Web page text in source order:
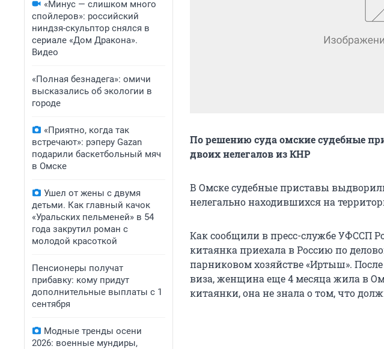
«Минус — слишком много
спойлеров»: российский
ниндзя-скульптор снялся в
сериале «Дом Дракона».
Видео
«Полная безнадега»: омичи
высказались об экологии в
городе
«Приятно, когда так
встречают»: рэперу Gazan
подарили баскетбольный мяч
в Омске
Ушел от жены с двумя
детьми. Как главный качок
«Уральских пельменей» в 54
года закрутил роман с
молодой красоткой
Пенсионеры получат
прибавку: кому придут
дополнительные выплаты с 1
сентября
Модные тренды осени
2026: военные мундиры,
По решению суда омские судебные
двоих нелегалов из КНР
В Омске судебные приставы
нелегально находившихся на
Как сообщили в пресс-службе УФССП
китаянка приехала в Россию по
парниковом хозяйстве «Иртыш».
виза, женщина еще 4 месяца жила в
китаянки, она не знала о том, что